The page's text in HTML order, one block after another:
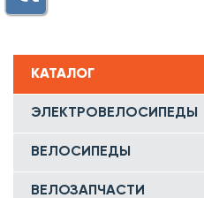
КАТАЛОГ
ЭЛЕКТРОВЕЛОСИПЕДЫ
ВЕЛОСИПЕДЫ
ВЕЛОЗАПЧАСТИ